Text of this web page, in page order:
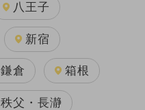
八王子
新宿
鎌倉 箱根
秩父・長瀞